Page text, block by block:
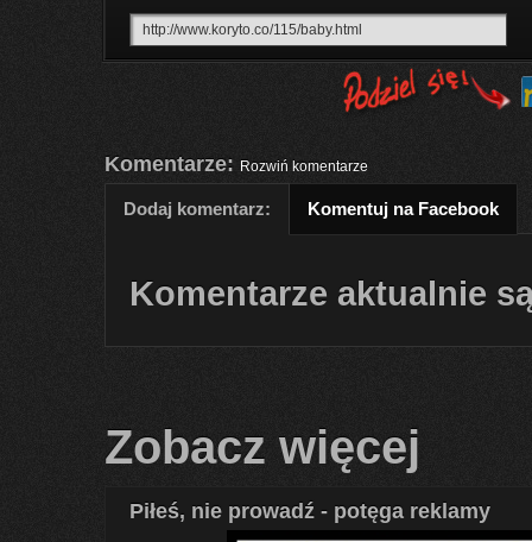
Komentarze: Rozwiń komentarze
Dodaj komentarz: Komentuj na Facebook
Komentarze aktualnie
Zobacz więcej
Piłeś, nie prowadź - potęga reklamy